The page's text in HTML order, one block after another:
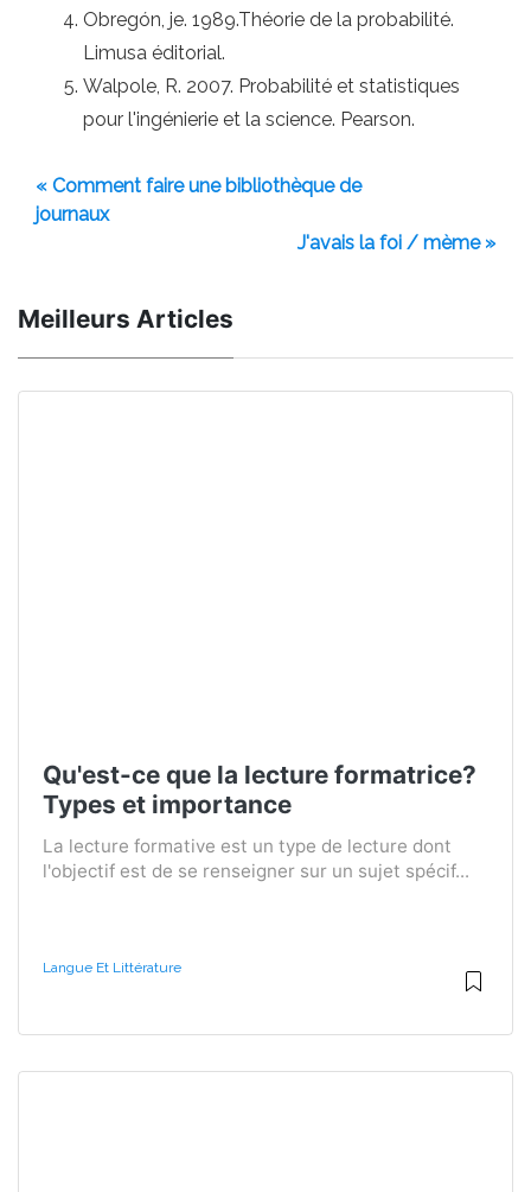
Obregón, je. 1989.Théorie de la probabilité.
Limusa éditorial.
Walpole, R. 2007. Probabilité et statistiques
pour l'ingénierie et la science. Pearson.
« Comment faire une bibliothèque de
journaux
J'avais la foi / mème »
Meilleurs Articles
Qu'est-ce que la lecture formatrice?
Types et importance
La lecture formative est un type de lecture dont
l'objectif est de se renseigner sur un sujet spécif...
Langue Et Littérature